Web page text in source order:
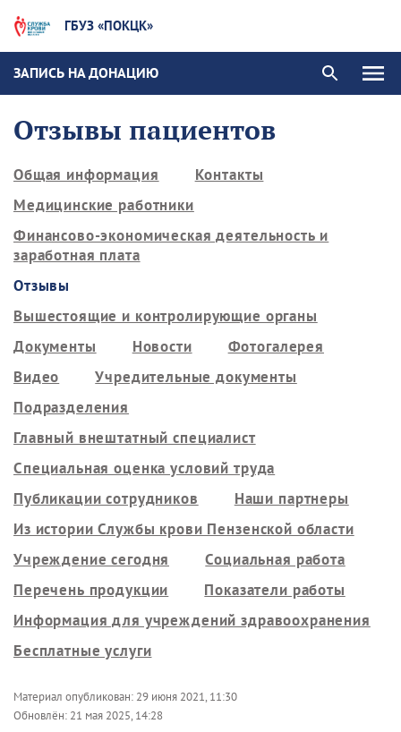
ГБУЗ «ПОКЦК»
ЗАПИСЬ НА ДОНАЦИЮ
Отзывы пациентов
Общая информация
Контакты
Медицинские работники
Финансово-экономическая деятельность и
заработная плата
Отзывы
Вышестоящие и контролирующие органы
Документы
Новости
Фотогалерея
Видео
Учредительные документы
Подразделения
Главный внештатный специалист
Специальная оценка условий труда
Публикации сотрудников
Наши партнеры
Из истории Службы крови Пензенской области
Учреждение сегодня
Социальная работа
Перечень продукции
Показатели работы
Информация для учреждений здравоохранения
Бесплатные услуги
Материал опубликован: 29 июня 2021, 11:30
Обновлён: 21 мая 2025, 14:28